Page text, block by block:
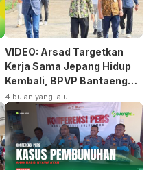
VIDEO: Arsad Targetkan
Kerja Sama Jepang Hidup
Kembali, BPVP Bantaeng
Siap Bangkitkan Jurusan
Otomotif
4 bulan yang lalu